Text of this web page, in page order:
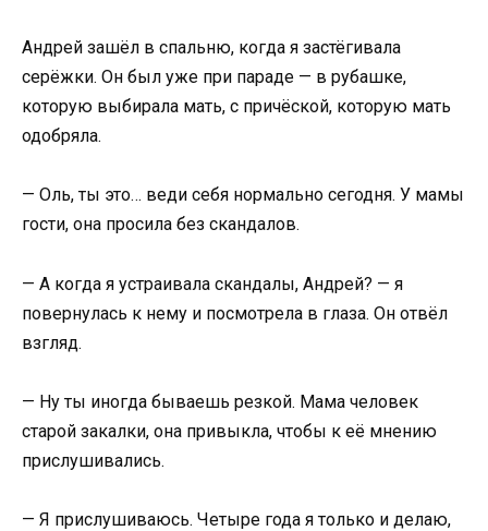
Андрей зашёл в спальню, когда я застёгивала
серёжки. Он был уже при параде — в рубашке,
которую выбирала мать, с причёской, которую мать
одобряла.
— Оль, ты это… веди себя нормально сегодня. У мамы
гости, она просила без скандалов.
— А когда я устраивала скандалы, Андрей? — я
повернулась к нему и посмотрела в глаза. Он отвёл
взгляд.
— Ну ты иногда бываешь резкой. Мама человек
старой закалки, она привыкла, чтобы к её мнению
прислушивались.
— Я прислушиваюсь. Четыре года я только и делаю,